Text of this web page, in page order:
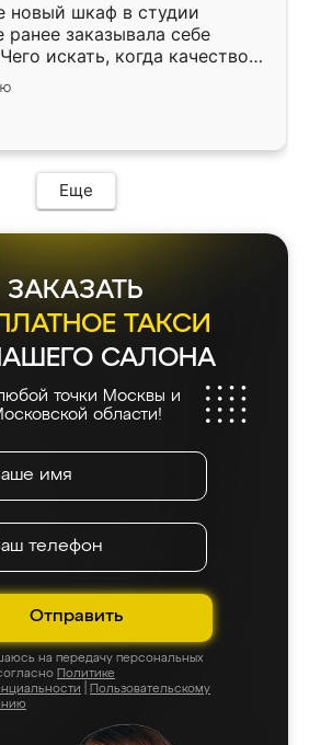
новый шкаф в студии
ранее заказывала себе
искать, когда качеством
Служит кухня уже почти
нет.
Еще
ЗАКАЗАТЬ
ТАКСИ
САЛОНА
точки Москвы и
области!
Отправить
на передачу персональных
Политике
Пользовательскому